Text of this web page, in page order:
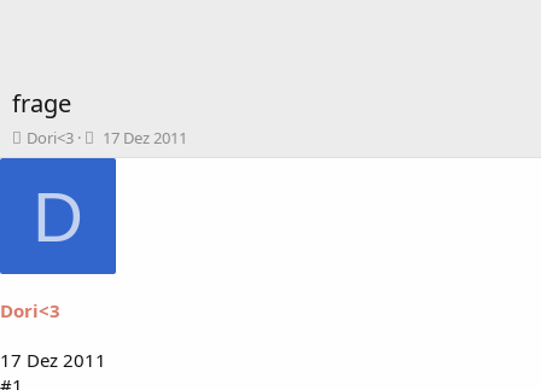
frage
T
h
a
t
Dori<3
B
e
m
17 Dez 2011
D
Dori<3
17 Dez 2011
#1